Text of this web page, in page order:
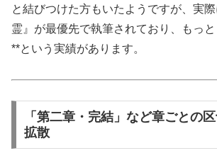
と結びつけた方もいたようですが、実
霊』が最優先で執筆されており、もっ
**という実績があります。
「第二章・完結」など章ごとの
拡散